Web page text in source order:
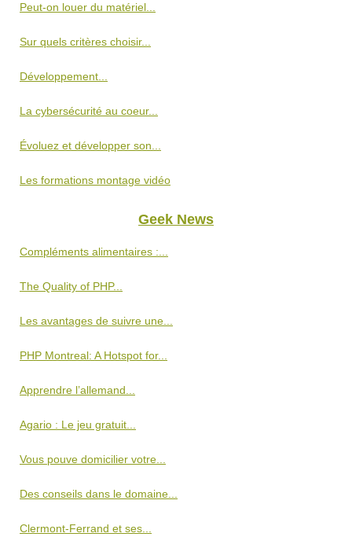
Peut-on louer du matériel...
Sur quels critères choisir...
Développement...
La cybersécurité au coeur...
Évoluez et développer son...
Les formations montage vidéo
Geek News
Compléments alimentaires :...
The Quality of PHP...
Les avantages de suivre une...
PHP Montreal: A Hotspot for...
Apprendre l’allemand...
Agario : Le jeu gratuit...
Vous pouve domicilier votre...
Des conseils dans le domaine...
Clermont-Ferrand et ses...